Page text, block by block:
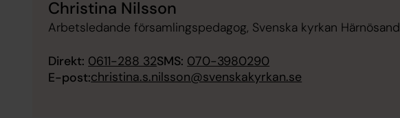
Christina Nilsson
Arbetsledande församlingspedagog, Svenska kyrkan Härnösand
Direkt: 0611-288 32SMS: 070-3980290
E-post:christina.s.nilsson@svenskakyrkan.se